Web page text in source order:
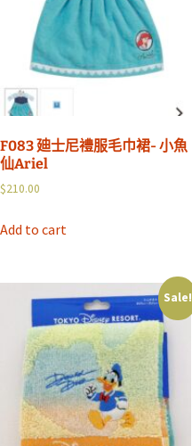
F083 廸士尼禮服毛巾裙- 小魚
仙Ariel
$210.00
Add to cart
Sale!